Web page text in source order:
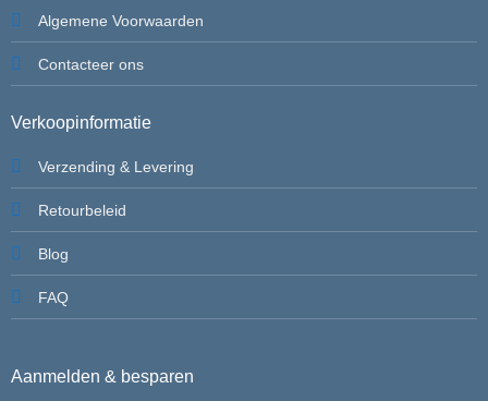
Algemene Voorwaarden
Contacteer ons
Verkoopinformatie
Verzending & Levering
Retourbeleid
Blog
FAQ
Aanmelden & besparen